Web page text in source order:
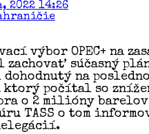
2022 14:26
výbor OPEC+ na
zachovať súčasný
na
počítal so
o 2 milióny barelov
TASS o tom